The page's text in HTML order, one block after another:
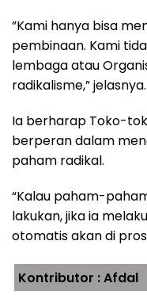
”Kami hanya bisa
pembinaan. Kami
lembaga atau
radikalisme,” jelasnya.
Ia berharap Toko-
berperan dalam
paham radikal.
“Kalau paham-
lakukan, jika ia
otomatis akan di
Kontributor : Afdal